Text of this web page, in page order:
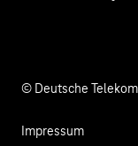
© Deutsche
Impressum